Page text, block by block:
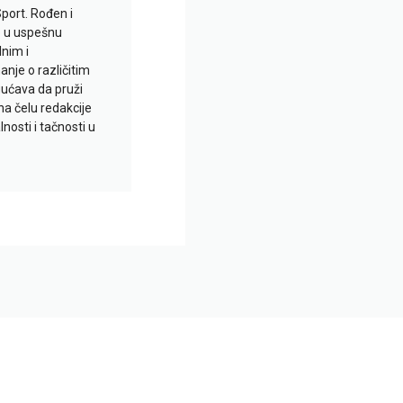
Rođen i
uspešnu
i
o različitim
da pruži
čelu redakcije
i tačnosti u